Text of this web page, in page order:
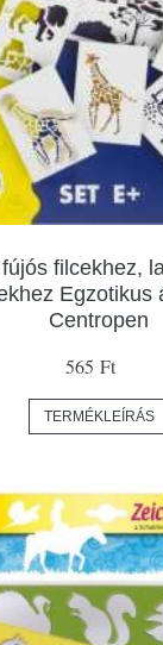
filcekhez,
Egzotikus
Centropen
565 Ft
TERMÉKLEÍRÁS